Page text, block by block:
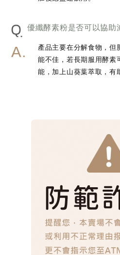
Q
優纖酵素粉是否可以協助
產品主要在分解食物，但
能不佳，若長期服用酵素
能，加上山葵葉萃取，有